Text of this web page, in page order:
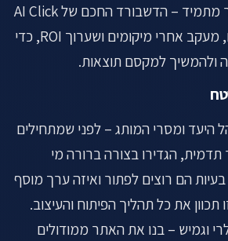
5. ניטור, ניתוח ושיפור מתמיד – הדשבורד החכם של AI Click
מספק דוחות ביצועים, מעקב אחרי מיקומים ושערוך ROI, כדי
ולהמשיך למקסם תוצאות.
היעד ומסרי המותג – לפני שמתחילים
הגדירו בצורה ברורה מי
הם רוצים לפתור ואיזה ערך מוסף
את כל תהליך הפיתוח והעיצוב.
וגמיש – בנו את האתר ממודולים